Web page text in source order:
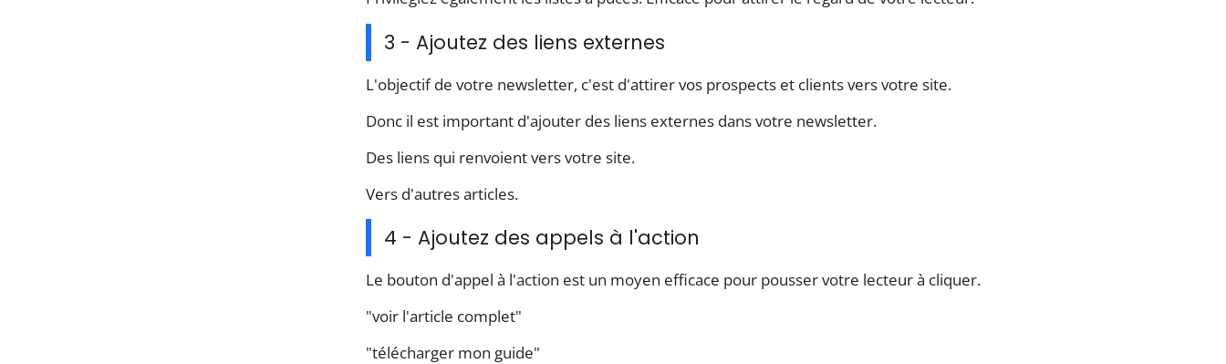
3 - Ajoutez des liens externes
L'objectif de votre newsletter, c'est d'attirer vos prospects et clients vers votre site.
Donc il est important d'ajouter des liens externes dans votre newsletter.
Des liens qui renvoient vers votre site.
Vers d'autres articles.
4 - Ajoutez des appels à l'action
Le bouton d'appel à l'action est un moyen efficace pour pousser votre lecteur à cliquer.
"voir l'article complet"
"télécharger mon guide"